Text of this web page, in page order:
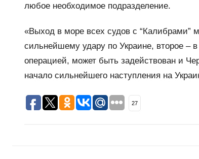
любое необходимое подразделение.
«Выход в море всех судов с “Калибрами”
сильнейшему удару по Украине, второе –
операцией, может быть задействован и
начало сильнейшего наступления на
27